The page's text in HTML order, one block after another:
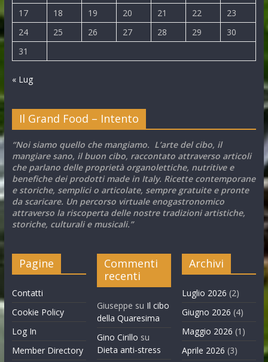
17 18 19 20 21 22
23
24
25 26 27 28 29
30
31
« Lug
Il Grand Food – Intento
“Noi siamo quello che mangiamo. L’arte del cibo, il
mangiare sano, il buon cibo, raccontato attraverso articoli
che parlano delle proprietà organolettiche, nutritive e
benefiche dei prodotti made in Italy. Ricette contemporane
e storiche, semplici o articolate, sempre gratuite e pronte
da scaricare. Un percorso virtuale enogastronomico
attraverso la riscoperta delle nostre tradizioni artistiche,
storiche, culturali e musicali.”
Pagine
Contatti
Cookie Policy
Log In
Member Directory
Commenti
recenti
Giuseppe su Il cibo
della Quaresima
Gino Cirillo su
Dieta anti-stress
Archivi
Luglio 2026 (2)
Giugno 2026 (4)
Maggio 2026 (1)
Aprile 2026 (3)